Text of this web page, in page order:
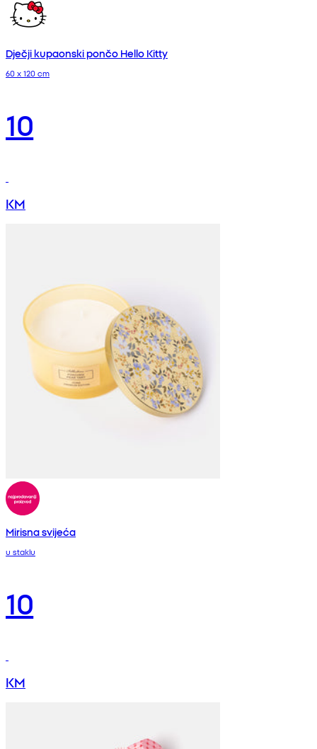
Dječji kupaonski pončo Hello Kitty
60 x 120 cm
10
KM
Mirisna svijeća
u staklu
10
KM